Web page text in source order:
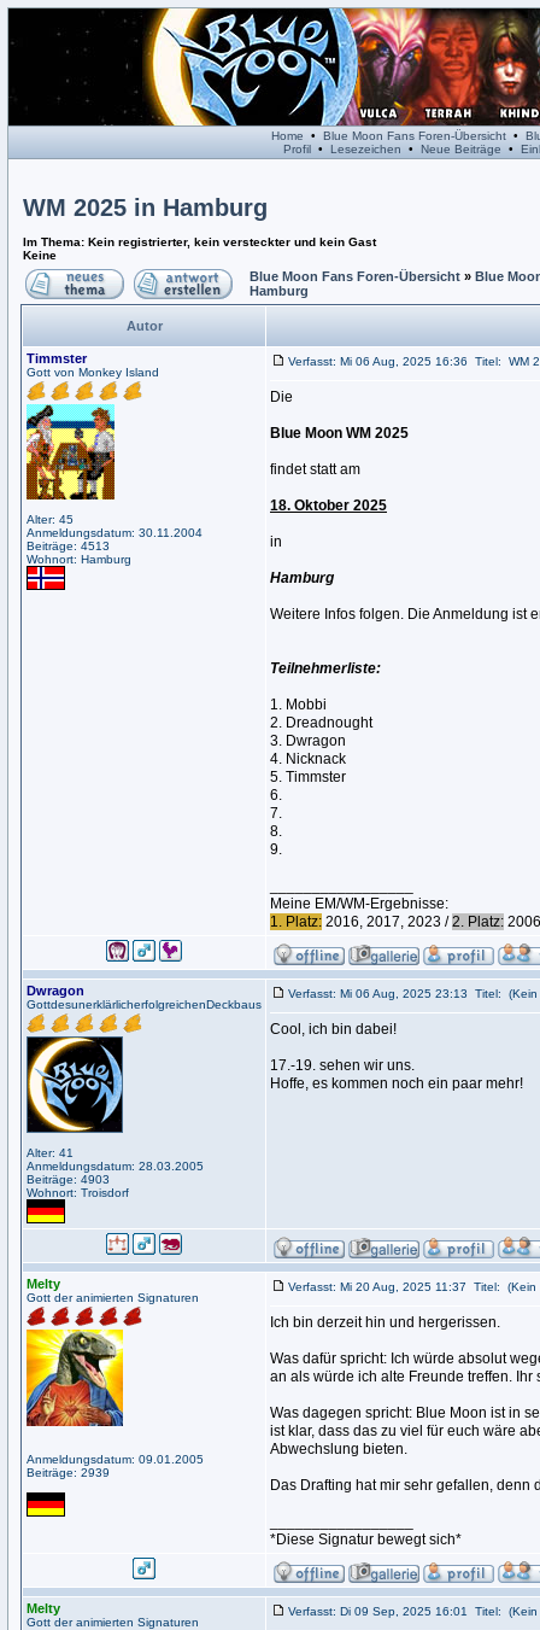
Home • Blue Moon Fans Foren-Übersicht•
Profil• Lesezeichen • Neue Beiträge •
WM 2025 in Hamburg
Im Thema: Kein registrierter, kein versteckter und kein Gast
Keine
Blue Moon Fans Foren-Übersicht » Blue
Hamburg
Autor
Timmster
Gott von Monkey Island
Alter: 45
Anmeldungsdatum: 30.11.2004
Beiträge: 4513
Wohnort: Hamburg
Verfasst: Mi 06 Aug, 2025 16:36 Titel: WM
Die
Blue Moon WM 2025
findet statt am
18. Oktober 2025
in
Hamburg
Weitere Infos folgen. Die Anmeldung ist
Teilnehmerliste:
1. Mobbi
2. Dreadnought
3. Dwragon
4. Nicknack
5. Timmster
6.
7.
8.
9.
Meine EM/WM-Ergebnisse:
1. Platz: 2016, 2017, 2023 /2. Platz:
Dwragon
GottdesunerklärlicherfolgreichenDeckbaus
Alter: 41
Anmeldungsdatum: 28.03.2005
Beiträge: 4903
Wohnort: Troisdorf
Verfasst: Mi 06 Aug, 2025 23:13 Titel: (Kein
Cool, ich bin dabei!
17.-19. sehen wir uns.
Hoffe, es kommen noch ein paar mehr!
Melty
Gott der animierten Signaturen
Anmeldungsdatum: 09.01.2005
Beiträge: 2939
Verfasst: Mi 20 Aug, 2025 11:37 Titel: (Kein
Ich bin derzeit hin und hergerissen.
Was dafür spricht: Ich würde absolut
an als würde ich alte Freunde treffen. Ihr
Was dagegen spricht: Blue Moon ist in
ist klar, dass das zu viel für euch wäre
Abwechslung bieten.
Das Drafting hat mir sehr gefallen, denn
*Diese Signatur bewegt sich*
Melty
Gott der animierten Signaturen
Verfasst: Di 09 Sep, 2025 16:01 Titel: (Kein